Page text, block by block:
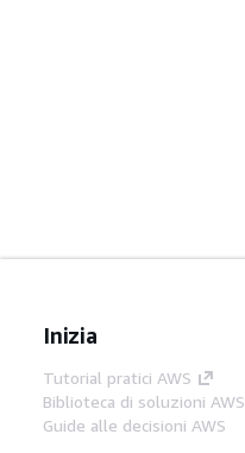
Inizia
Tutorial pratici AWS
Biblioteca di soluzioni AWS
Guide alle decisioni AWS